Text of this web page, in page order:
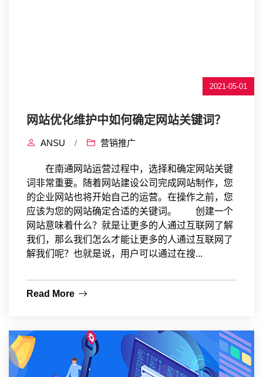
2021-05-01
网站优化维护中如何确定网站关键词？
ANSU / 营销推广
在南通网站运营过程中，选择和确定网站关键
词非常重要。随着网站建设公司完成网站制作，您
的企业网站也将开始自己的运营。在操作之前，您
应该为您的网站确定合适的关键词。 创建一个
网站意味着什么？就是让更多的人通过互联网了解
我们，那么我们怎么才能让更多的人通过互联网了
解我们呢？也就是说，用户可以通过在搜...
Read More